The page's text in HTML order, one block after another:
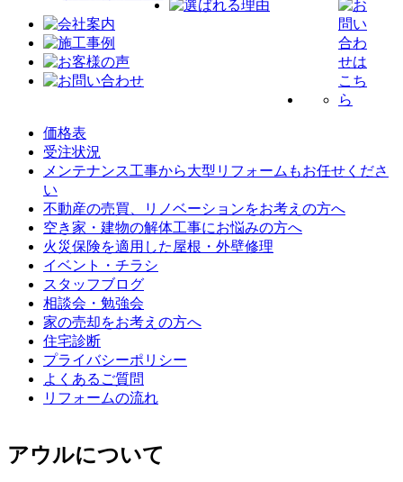
価格表
受注状況
メンテナンス工事から大型リフォームもお任せくださ
い
不動産の売買、リノベーションをお考えの方へ
空き家・建物の解体工事にお悩みの方へ
火災保険を適用した屋根・外壁修理
イベント・チラシ
スタッフブログ
相談会・勉強会
家の売却をお考えの方へ
住宅診断
プライバシーポリシー
よくあるご質問
リフォームの流れ
アウルについて